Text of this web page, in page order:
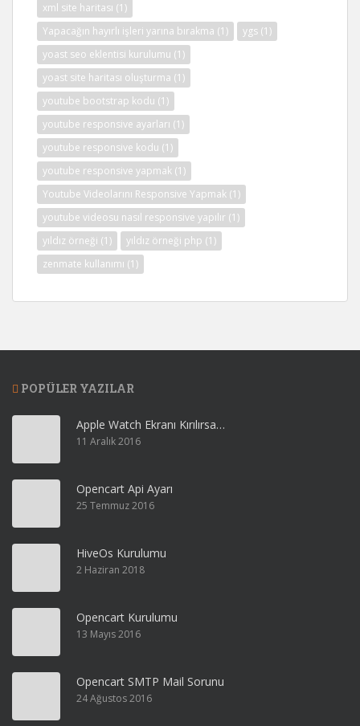
xml site haritası (1)
Yapacağın hayırlı işleri yarına bırakma (1) ygs (1)
yoast seo eklentisi kurulumu (1)
yoast site haritası oluşturma (1)
youtube bootstrap kodu (1)
youtube responsive ayarları (1)
youtube responsive kodu (1)
youtube responsive yapmak (1)
Youtube Videolarını Responsive Yapmak (1)
youtube videosu nasıl responsive yapılır (1)
yıldız örneği (1) yıldız örneği php (1)
zenmate kullanımı (1)
POPÜLER YAZILAR
Apple Watch Ekranı Kırılırsa…
11 Aralık 2016
Opencart Api Ayarı
25 Temmuz 2016
HiveOs Kurulumu
2 Haziran 2018
Opencart Kurulumu
13 Mayıs 2016
Opencart SMTP Mail Sorunu
24 Ağustos 2016